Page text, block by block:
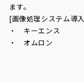
ます。
[画像処理システム導
・ キーエンス
・ オムロン